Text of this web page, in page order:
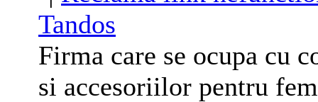
Tandos
Firma care se ocupa cu
si accesoriilor pentru